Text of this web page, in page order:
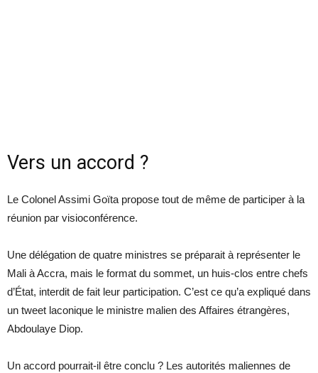
Vers un accord ?
Le Colonel Assimi Goïta propose tout de même de participer à la
réunion par visioconférence.
Une délégation de quatre ministres se préparait à représenter le
Mali à Accra, mais le format du sommet, un huis-clos entre chefs
d’État, interdit de fait leur participation. C’est ce qu’a expliqué dans
un tweet laconique le ministre malien des Affaires étrangères,
Abdoulaye Diop.
Un accord pourrait-il être conclu ? Les autorités maliennes de